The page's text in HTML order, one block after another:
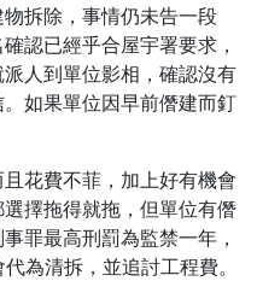
拆除，事情仍未告一段
認已經乎合屋宇署要求，
人到單位影相，確認沒有
如果單位因早前僭建而釘
花費不菲，加上好有機會
擇拖得就拖，但單位有僭
罪最高刑罰為監禁一年，
為清拆，並追討工程費。